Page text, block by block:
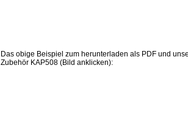
Das obige Beispiel zum herunterladen als PDF und
Zubehör KAP508 (Bild anklicken):